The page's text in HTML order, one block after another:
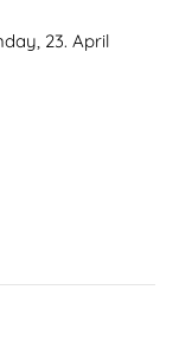
23. April